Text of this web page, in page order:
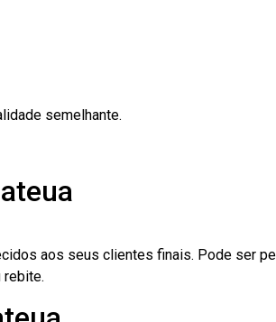
semelhante.
aos seus clientes finais. Pode ser